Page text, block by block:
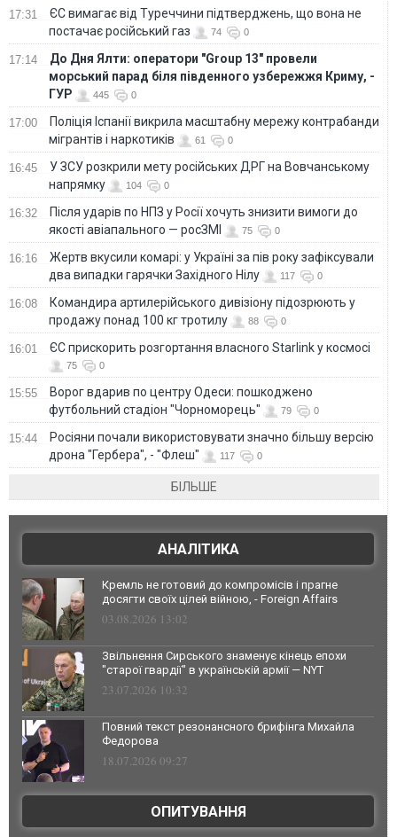
17:31
ЄС вимагає від Туреччини підтверджень, що вона не
постачає російський газ
74 0
17:14
До Дня Ялти: оператори "Group 13" провели
морський парад біля південного узбережжя Криму, -
ГУР
445 0
17:00
Поліція Іспанії викрила масштабну мережу контрабанди
мігрантів і наркотиків
61 0
16:45
У ЗСУ розкрили мету російських ДРГ на Вовчанському
напрямку
104 0
16:32
Після ударів по НПЗ у Росії хочуть знизити вимоги до
якості авіапального — росЗМІ
75 0
16:16
Жертв вкусили комарі: у Україні за пів року зафіксували
два випадки гарячки Західного Нілу
117 0
16:08
Командира артилерійського дивізіону підозрюють у
продажу понад 100 кг тротилу
88 0
16:01 ЄС прискорить розгортання власного Starlink у космосі
75 0
15:55
Ворог вдарив по центру Одеси: пошкоджено
футбольний стадіон "Чорноморець"
79 0
15:44
Росіяни почали використовувати значно більшу версію
дрона "Гербера", - "Флеш"
117 0
БІЛЬШЕ
АНАЛІТИКА
Кремль не готовий до компромісів і прагне
досягти своїх цілей війною, - Foreign Affairs
03.08.2026 13:02
Звільнення Сирського знаменує кінець епохи
"старої гвардії" в українській армії — NYT
23.07.2026 10:32
Повний текст резонансного брифінга Михайла
Федорова
18.07.2026 09:27
ОПИТУВАННЯ